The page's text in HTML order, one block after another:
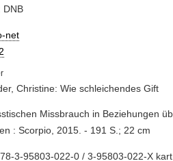
DNB
net
Christine: Wie schleichendes Gift
Missbrauch in Beziehungen
: Scorpio, 2015. - 191 S.; 22 cm
3-95803-022-0 / 3-95803-022-X